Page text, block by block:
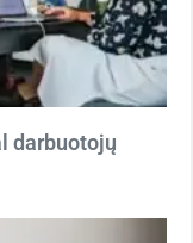
darbuotojų